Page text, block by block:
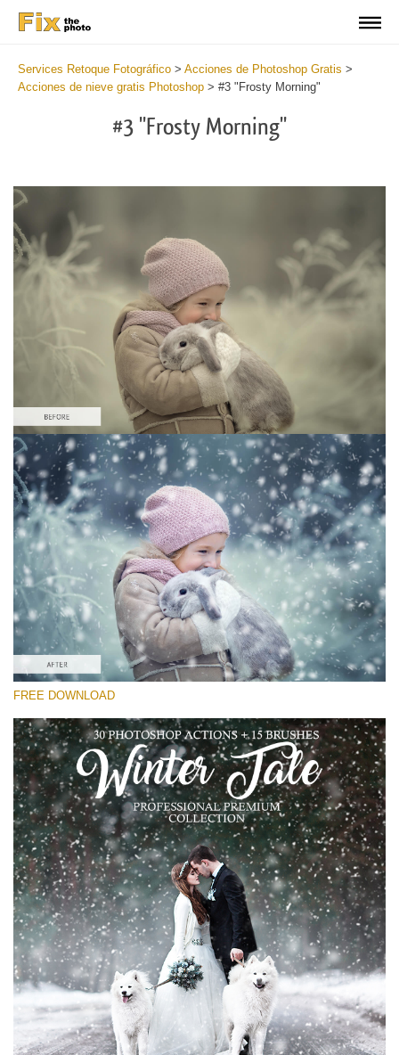
Services Retoque Fotográfico > Acciones de Photoshop Gratis >
Acciones de nieve gratis Photoshop > #3 "Frosty Morning"
#3 "Frosty Morning"
Por favor seleccione
Free Snow Action #3
Winter Tale
Winter Complete
Entire Collection
Descarga gratis
FREE DOWNLOAD